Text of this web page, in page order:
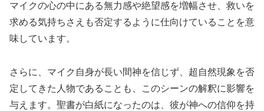
マイクの心の中にある無力感や絶望感を増幅させ、救いを
求める気持ちさえも否定するように仕向けていることを意
味しています。
さらに、マイク自身が長い間神を信じず、超自然現象を否
定してきた人物であることも、このシーンの解釈に影響を
与えます。聖書が白紙になったのは、彼が神への信仰を持